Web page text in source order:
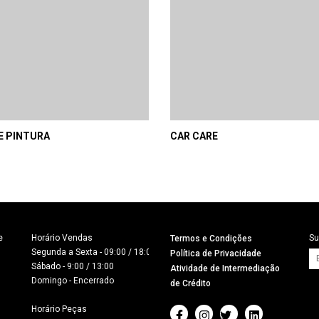
PINTURA CAR CARE
Horário Vendas
Segunda a Sexta - 09:00 / 18:00
Sábado - 9:00 / 13:00
Domingo - Encerrado
Horário Peças
Termos e Condições
Política de Privacidade
Atividade de Intermediação
de Crédito